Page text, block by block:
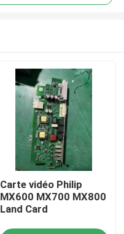
Carte vidéo Philip
MX600 MX700 MX800
Land Card